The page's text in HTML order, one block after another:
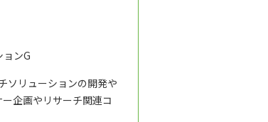
ンG
ソリューションの開発や
企画やリサーチ関連コ